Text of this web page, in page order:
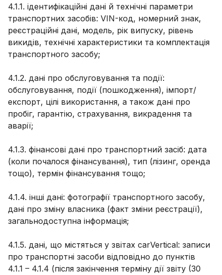
4.1.1. ідентифікаційні дані й технічні параметри
транспортних засобів: VIN-код, номерний знак,
реєстраційні дані, модель, рік випуску, рівень
викидів, технічні характеристики та комплектація
транспортного засобу;
4.1.2. дані про обслуговування та події:
обслуговування, події (пошкодження), імпорт/
експорт, цілі використання, а також дані про
пробіг, гарантію, страхування, викрадення та
аварії;
4.1.3. фінансові дані про транспортний засіб: дата
(коли почалося фінансування), тип (лізинг, оренда
тощо), термін фінансування тощо;
4.1.4. інші дані: фотографії транспортного засобу,
дані про зміну власника (факт зміни реєстрації),
загальнодоступна інформація;
4.1.5. дані, що містяться у звітах carVertical: записи
про транспортні засоби відповідно до пунктів
4.1.1 – 4.1.4 (після закінчення терміну дії звіту (30